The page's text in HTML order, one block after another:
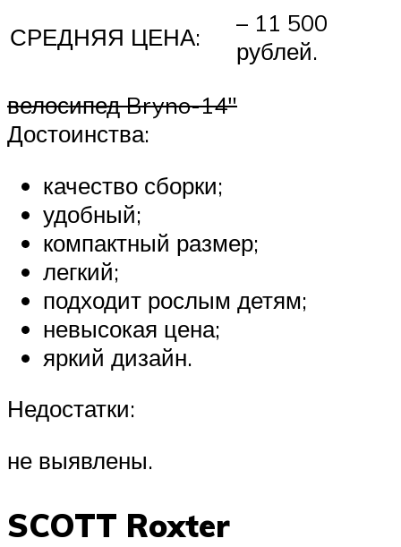
СРЕДНЯЯ ЦЕНА:
– 11 500
рублей.
велосипед Bryno-14″
Достоинства:
качество сборки;
удобный;
компактный размер;
легкий;
подходит рослым детям;
невысокая цена;
яркий дизайн.
Недостатки:
не выявлены.
SCOTT Roxter